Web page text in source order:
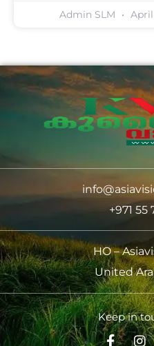
Admin SLM April
+971 55
HO –
United
Keep in